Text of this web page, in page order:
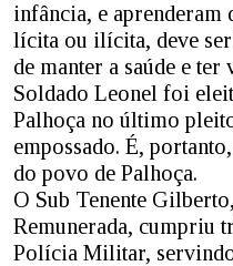
infância, e aprenderam
lícita ou ilícita, deve
de manter a saúde e
Soldado Leonel foi
Palhoça no último
empossado. É,
do povo de Palhoça.
O Sub Tenente
Remunerada, cumpriu
Polícia Militar,